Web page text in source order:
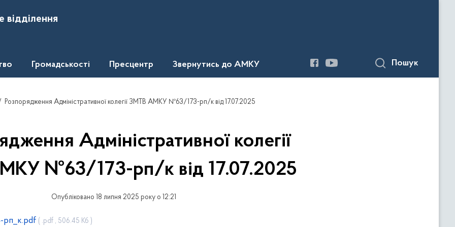
відділення
Громадськості Пресцентр Звернутись до АМКУ Пошук
Розпорядження Адміністративної колегії ЗМТВ АМКУ №63/173-рп/к від 17.07.2025
Адміністративної колегії
№63/173-рп/к від 17.07.2025
Опубліковано 18 липня 2025 року о 12:21
рп_к.pdf ( .pdf , 506.45 Кб )